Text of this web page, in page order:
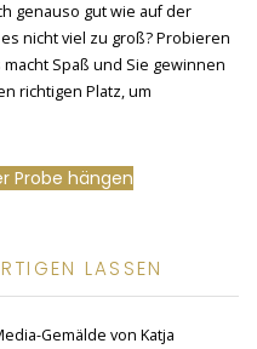
genauso gut wie auf der
nicht viel zu groß? Probieren
Spaß und Sie gewinnen
richtigen Platz, um
Probe hängen
LASSEN